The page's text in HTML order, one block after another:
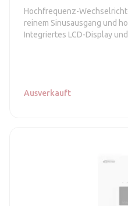
Hochfrequenz-
reinem Sinusausgang und
Integriertes LCD-Display
Ausverkauft